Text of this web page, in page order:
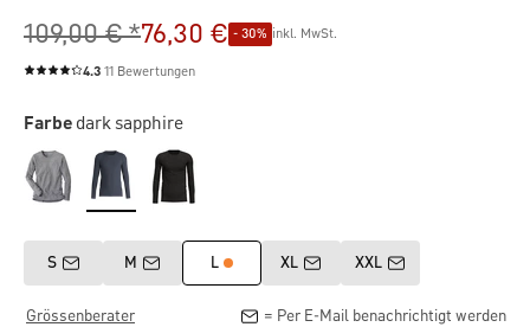
109,00 € *76,30 € - 30% inkl. MwSt.
Durchschnittliche Bewertung von 4.3 von 5 Sternen
4.3 11 Bewertungen
Farbe dark sapphire
S M L XL XXL
Grössenberater
= Per E-Mail benachrichtigt werden